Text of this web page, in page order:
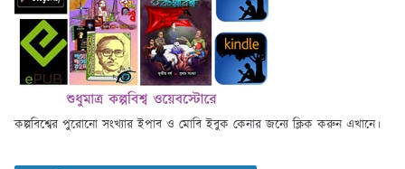
কল্পবিশ্বের পুরোনো সংখ্যার ইপাব ও মোবি ইবুক কেনার জন্যে ক্লিক করুন এখানে।